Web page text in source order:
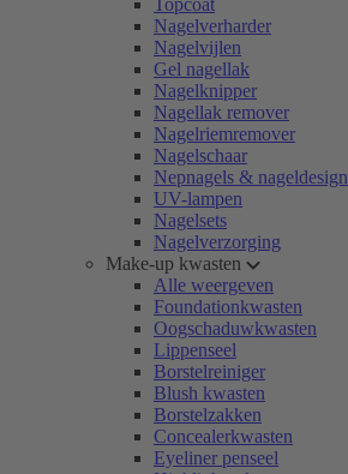
Topcoat
Nagelverharder
Nagelvijlen
Gel nagellak
Nagelknipper
Nagellak remover
Nagelriemremover
Nagelschaar
Nepnagels & nageldesign
UV-lampen
Nagelsets
Nagelverzorging
Make-up kwasten
Alle weergeven
Foundationkwasten
Oogschaduwkwasten
Lippenseel
Borstelreiniger
Blush kwasten
Borstelzakken
Concealerkwasten
Eyeliner penseel